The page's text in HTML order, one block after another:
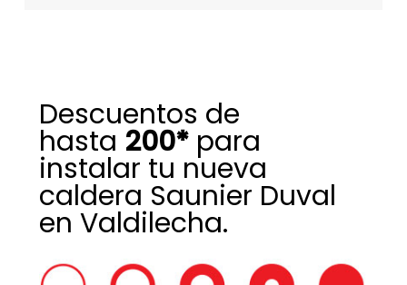
Descuentos de
hasta 200*para
instalar tu nueva
caldera Saunier Duval
en Valdilecha.